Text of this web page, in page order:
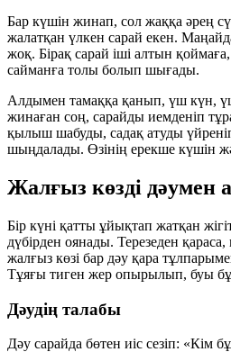
Бар күшін жинап, сол жаққа әрең
жалатқан үлкен сарай екен.
жоқ. Бірақ сарай іші алтын
сайманға толы болып шығады.
Алдымен тамаққа қанып, үш күн,
жинаған соң, сарайды иемденіп
қылыш шабуды, садақ атуды
шыңдалады. Өзінің ерекше күшін
Жалғыз көзді дәумен
Бір күні қатты ұйықтап жатқан
дүбірден оянады. Терезеден
жалғыз көзі бар дәу қара
Тұяғы тиген жер опырылып, буы
Дәудің талабы
Дәу сарайда бөтен иіс сезіп: «Кім